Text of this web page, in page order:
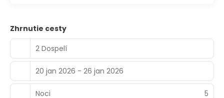
Zhrnutie cesty
2 Dospelí
20 jan 2026 - 26 jan 2026
Noci 5